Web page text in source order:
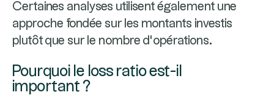
Certaines analyses utilisent également une
approche fondée sur les montants investis
plutôt que sur le nombre d'opérations.
Pourquoi le loss ratio est-il
important ?